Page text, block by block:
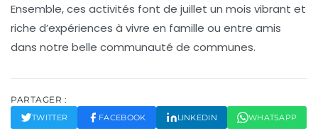
Ensemble, ces activités font de juillet un mois vibrant et
riche d’expériences à vivre en famille ou entre amis
dans notre belle communauté de communes.
PARTAGER :
TWITTER FACEBOOK LINKEDIN WHATSAPP